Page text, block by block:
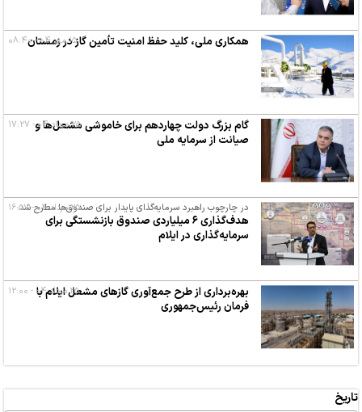
همکاری ملی، کلید حفظ امنیت تأمین گاز در زمستان
۱۵ مهر ۰۴ - ۰۸:۴۰
گام بزرگ دولت چهاردهم برای خاموشی مشعل‌ها و
صیانت از سرمایه ملی
۲۵ مرداد ۰۴ - ۱۷:۲۷
در چارچوب راهبرد سرمایه‌گذای پایدار برای صندوق‌ها مطرح شد
هدف‌گذاری ۶ میلیاردی صندوق بازنشستگی برای
سرمایه‌گذاری در ایلام
۲۵ مرداد ۰۴ - ۱۶:۵۷
بهره‌برداری از طرح جمع‌آوری گازهای مشعل ایلام با
فرمان رئیس‌جمهوری
۲۵ مرداد ۰۴ - ۱۲:۰۰
تاریخ